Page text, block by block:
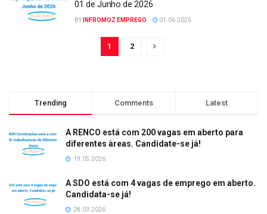
01 de Junho de 2026
BY INFROMOZ EMPREGO 01.06.2026
1 2
Trending Comments Latest
A RENCO está com 200 vagas em aberto para
diferentes àreas. Candidate-se já!
19.05.2026
A SDO está com 4 vagas de emprego em aberto.
Candidata-se já!
28.03.2026